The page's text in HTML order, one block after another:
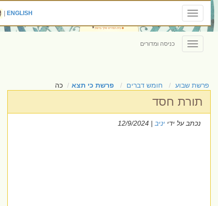
Toggle
navigation
ENGLISH
|
Toggle
navigation
כניסה ומדורים
פרשת שבוע חומש דברים פרשת כי תצא כה
תורת חסד
נכתב על ידייניב| 12/9/2024